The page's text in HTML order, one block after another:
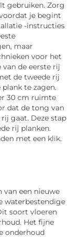
gebruiken. Zorg
je begint
-instructies
maar
voor het
van de eerste rij
de tweede rij
te zagen.
30 cm ruimte
dat de tong van
gaat. Deze stap
rij planken.
met een klik.
van een nieuwe
waterbestendige
soort vloeren
Het fijne
onderhoud